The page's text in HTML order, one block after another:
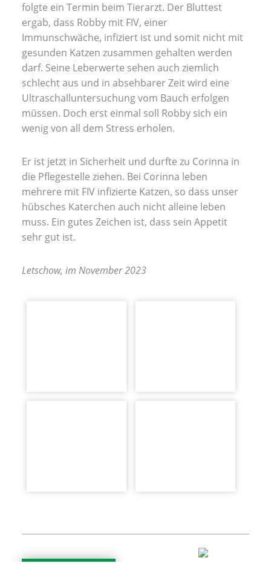
folgte ein Termin beim Tierarzt. Der Bluttest
ergab, dass Robby mit FIV, einer
Immunschwäche, infiziert ist und somit nicht mit
gesunden Katzen zusammen gehalten werden
darf. Seine Leberwerte sehen auch ziemlich
schlecht aus und in absehbarer Zeit wird eine
Ultraschalluntersuchung vom Bauch erfolgen
müssen. Doch erst einmal soll Robby sich ein
wenig von all dem Stress erholen.
Er ist jetzt in Sicherheit und durfte zu Corinna in
die Pflegestelle ziehen. Bei Corinna leben
mehrere mit FIV infizierte Katzen, so dass unser
hübsches Katerchen auch nicht alleine leben
muss. Ein gutes Zeichen ist, dass sein Appetit
sehr gut ist.
Letschow, im November 2023